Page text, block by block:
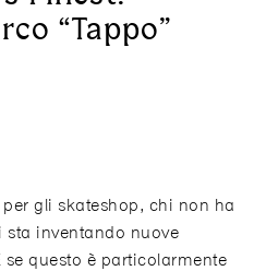
“Tappo”
gli skateshop, chi non ha
inventando nuove
questo è particolarmente